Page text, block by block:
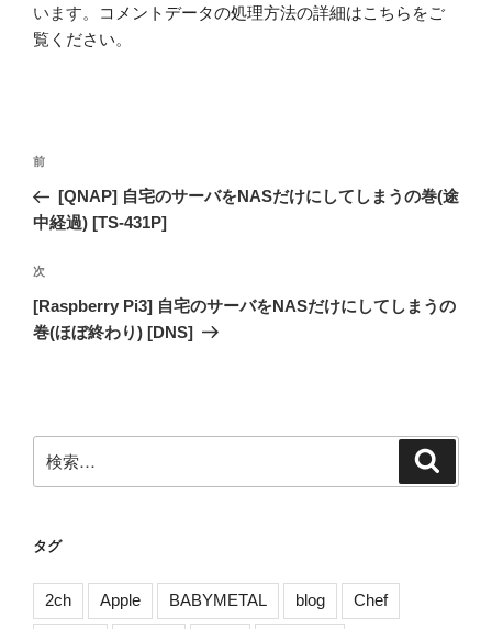
います。
コメントデータの処理方法の詳細はこちらをご
覧ください。
投
ナ
ゲ
ー
シ
前
の
投
前
[QNAP] 自宅のサーバをNASだけにしてしまうの巻(途
中経過) [TS-431P]
次
の
投
次
[Raspberry Pi3] 自宅のサーバをNASだけにしてしまうの
巻(ほぼ終わり) [DNS]
索:
タグ
2ch Apple BABYMETAL blog Chef